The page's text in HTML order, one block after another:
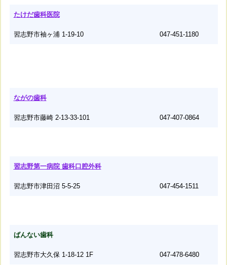
たけだ歯科医院
習志野市袖ヶ浦 1-19-10 047-451-1180
ながの歯科
習志野市藤崎 2-13-33-101 047-407-0864
習志野第一病院 歯科口腔外科
習志野市津田沼 5-5-25 047-454-1511
ばんない歯科
習志野市大久保 1-18-12 1F 047-478-6480